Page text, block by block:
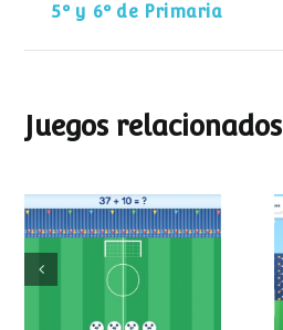
5º y 6º de Primaria
Juegos relacionados
Mundial de
operaciones